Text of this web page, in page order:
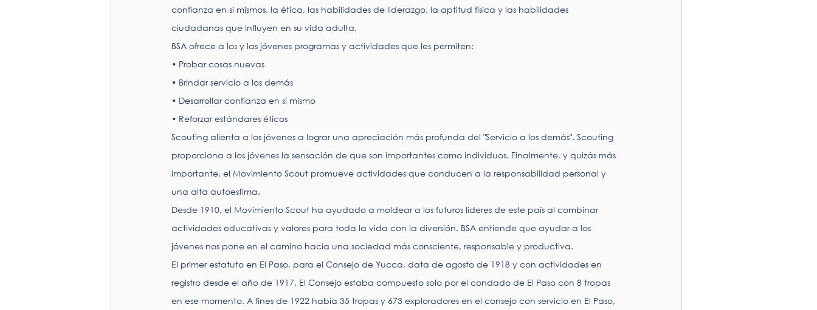
confianza en sí mismos, la ética, las habilidades de liderazgo, la aptitud física y las habilidades
ciudadanas que influyen en su vida adulta.
BSA ofrece a los y las jóvenes programas y actividades que les permiten:
• Probar cosas nuevas
• Brindar servicio a los demás
• Desarrollar confianza en sí mismo
• Reforzar estándares éticos
Scouting alienta a los jóvenes a lograr una apreciación más profunda del "Servicio a los demás". Scouting
proporciona a los jóvenes la sensación de que son importantes como individuos. Finalmente, y quizás más
importante, el Movimiento Scout promueve actividades que conducen a la responsabilidad personal y
una alta autoestima.
Desde 1910, el Movimiento Scout ha ayudado a moldear a los futuros líderes de este país al combinar
actividades educativas y valores para toda la vida con la diversión. BSA entiende que ayudar a los
jóvenes nos pone en el camino hacia una sociedad más consciente, responsable y productiva.
El primer estatuto en El Paso, para el Consejo de Yucca, data de agosto de 1918 y con actividades en
registro desde el año de 1917. El Consejo estaba compuesto solo por el condado de El Paso con 8 tropas
en ese momento. A fines de 1922 había 35 tropas y 673 exploradores en el consejo con servicio en El Paso,